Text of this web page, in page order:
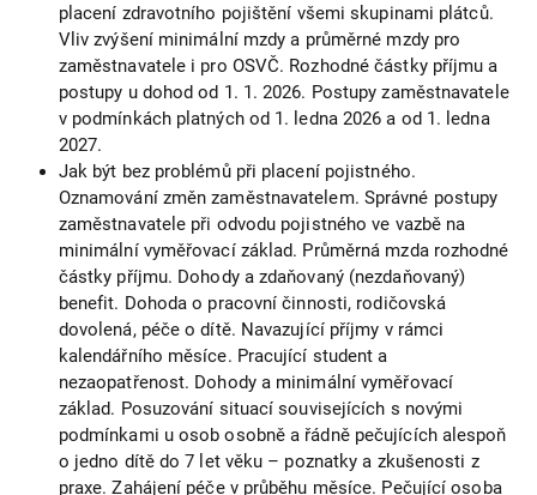
placení zdravotního pojištění všemi skupinami plátců.
Vliv zvýšení minimální mzdy a průměrné mzdy pro
zaměstnavatele i pro OSVČ. Rozhodné částky příjmu a
postupy u dohod od 1. 1. 2026. Postupy zaměstnavatele
v podmínkách platných od 1. ledna 2026 a od 1. ledna
2027.
Jak být bez problémů při placení pojistného.
Oznamování změn zaměstnavatelem. Správné postupy
zaměstnavatele při odvodu pojistného ve vazbě na
minimální vyměřovací základ. Průměrná mzda rozhodné
částky příjmu. Dohody a zdaňovaný (nezdaňovaný)
benefit. Dohoda o pracovní činnosti, rodičovská
dovolená, péče o dítě. Navazující příjmy v rámci
kalendářního měsíce. Pracující student a
nezaopatřenost. Dohody a minimální vyměřovací
základ. Posuzování situací souvisejících s novými
podmínkami u osob osobně a řádně pečujících alespoň
o jedno dítě do 7 let věku – poznatky a zkušenosti z
praxe. Zahájení péče v průběhu měsíce. Pečující osoba